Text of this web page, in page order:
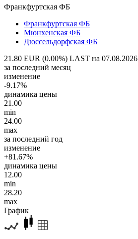
Франкфуртская ФБ
Франкфуртская ФБ
Мюнхенская ФБ
Дюссельдорфская ФБ
21.80 EUR (0.00%) LAST на 07.08.2026
за последний месяц
изменение
-9.17%
динамика цены
21.00
min
24.00
max
за последний год
изменение
+81.67%
динамика цены
12.00
min
28.20
max
График